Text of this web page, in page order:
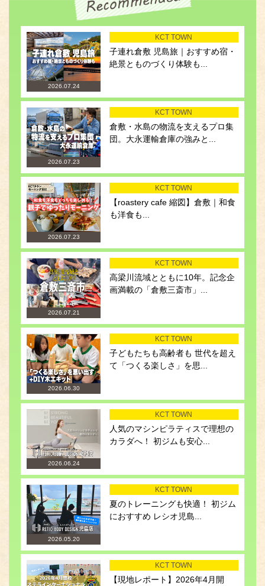
2026.07.24
KCT TOWN
子連れ倉敷 児島旅｜おすすめ宿・
絶景とものづくり体験も...
2026.07.23
KCT TOWN
倉敷・水島の物流を支えるプロ集
団。大永運輸倉庫の強みと...
2026.07.23
KCT TOWN
【roastery cafe 縮図】倉敷｜和食
も洋食も...
2026.07.21
KCT TOWN
高梁川流域とともに10年。記念企
画満載の「倉敷三斎市」...
2026.06.30
KCT TOWN
子どもたちも高齢者も 世代を超え
て「つくる楽しさ」を思...
2026.06.24
KCT TOWN
人気のマシンピラティスで理想の
カラダへ！ 初ジムも安心...
2026.05.20
KCT TOWN
夏のトレーニングも快適！ 初ジム
におすすめ レシオ児島...
KCT TOWN
【現地レポート】2026年4月開